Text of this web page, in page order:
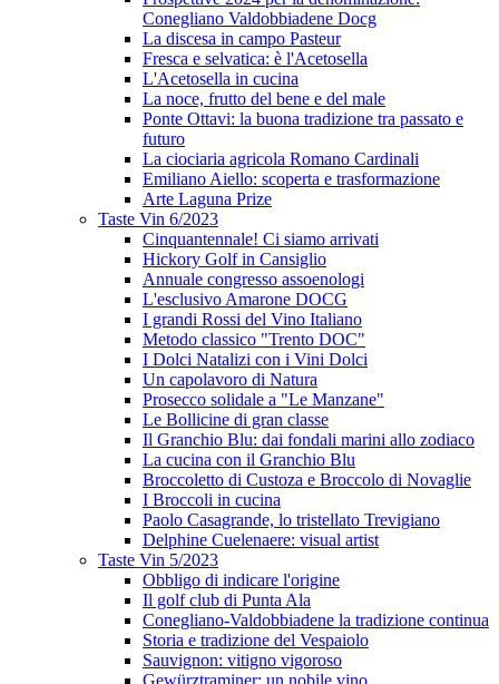
Conegliano Valdobbiadene Docg
La discesa in campo Pasteur
Fresca e selvatica: è l'Acetosella
L'Acetosella in cucina
La noce, frutto del bene e del male
Ponte Ottavi: la buona tradizione tra passato e
futuro
La ciociaria agricola Romano Cardinali
Emiliano Aiello: scoperta e trasformazione
Arte Laguna Prize
Taste Vin 6/2023
Cinquantennale! Ci siamo arrivati
Hickory Golf in Cansiglio
Annuale congresso assoenologi
L'esclusivo Amarone DOCG
I grandi Rossi del Vino Italiano
Metodo classico "Trento DOC"
I Dolci Natalizi con i Vini Dolci
Un capolavoro di Natura
Prosecco solidale a "Le Manzane"
Le Bollicine di gran classe
Il Granchio Blu: dai fondali marini allo zodiaco
La cucina con il Granchio Blu
Broccoletto di Custoza e Broccolo di Novaglie
I Broccoli in cucina
Paolo Casagrande, lo tristellato Trevigiano
Delphine Cuelenaere: visual artist
Taste Vin 5/2023
Obbligo di indicare l'origine
Il golf club di Punta Ala
Conegliano-Valdobbiadene la tradizione continua
Storia e tradizione del Vespaiolo
Sauvignon: vitigno vigoroso
Gewürztraminer: un nobile vino